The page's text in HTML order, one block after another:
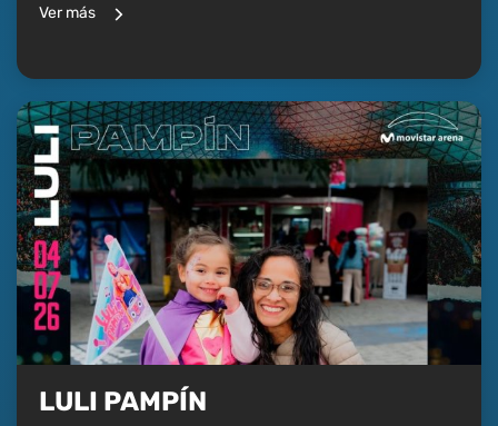
Ver más
LULI PAMPÍN